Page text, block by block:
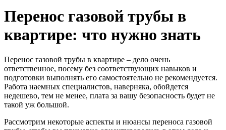
Перенос газовой трубы в
квартире: что нужно знать
Перенос газовой трубы в квартире – дело очень
ответственное, посему без соответствующих навыков и
подготовки выполнять его самостоятельно не рекомендуется.
Работа наемных специалистов, наверняка, обойдется
недешево, тем не менее, плата за вашу безопасность будет не
такой уж большой.
Рассмотрим некоторые аспекты и нюансы переноса газовой